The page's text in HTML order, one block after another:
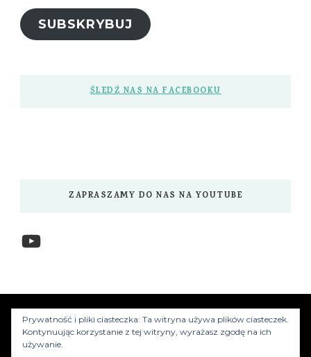
SUBSKRYBUJ
ŚLEDŹ NAS NA FACEBOOKU
ZAPRASZAMY DO NAS NA YOUTUBE
YouTube
www.myzwiedzamy.pl Vilva | Stworzony przez
Blossom Themes.Silnik:WordPress
Prywatność i pliki ciasteczka: Ta witryna używa plików ciasteczek.
Kontynuując korzystanie z tej witryny, wyrażasz zgodę na ich
używanie.